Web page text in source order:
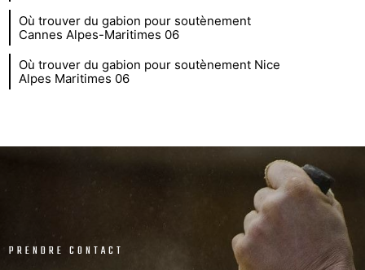
Où trouver du gabion pour soutènement
Cannes Alpes-Maritimes 06
Où trouver du gabion pour soutènement Nice
Alpes Maritimes 06
PRENDRE CONTACT